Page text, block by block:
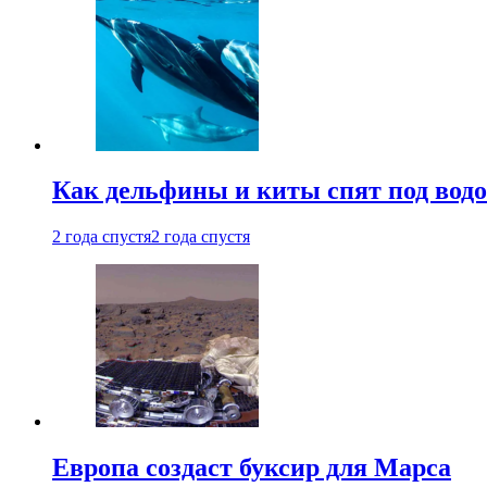
Как дельфины и киты спят под
2 года спустя2 года спустя
Европа создаст буксир для Марса